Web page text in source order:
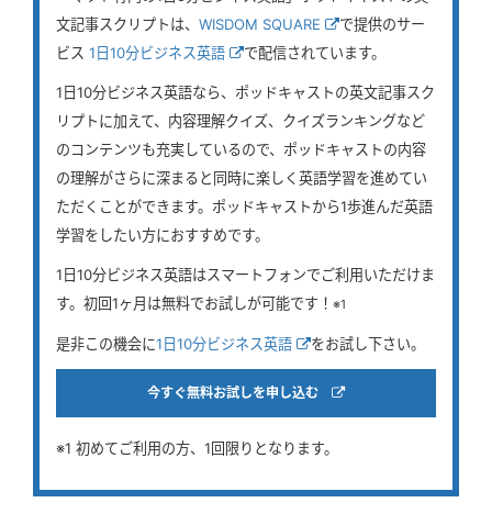
文記事スクリプトは、 WISDOM SQUARE
で提供のサー
ビス 1日10分ビジネス英語 で配信されています。
1日10分ビジネス英語なら、ポッドキャストの英文記事スク
リプトに加えて、内容理解クイズ、クイズランキングなど
のコンテンツも充実しているので、ポッドキャストの内容
の理解がさらに深まると同時に楽しく英語学習を進めてい
ただくことができます。ポッドキャストから1歩進んだ英語
学習をしたい方におすすめです。
1日10分ビジネス英語はスマートフォンでご利用いただけま
す。初回1ヶ月は無料でお試しが可能です！ ※1
是非この機会に1日10分ビジネス英語 をお試し下さい。
今すぐ無料お試しを申し込む
※1 初めてご利用の方、1回限りとなります。